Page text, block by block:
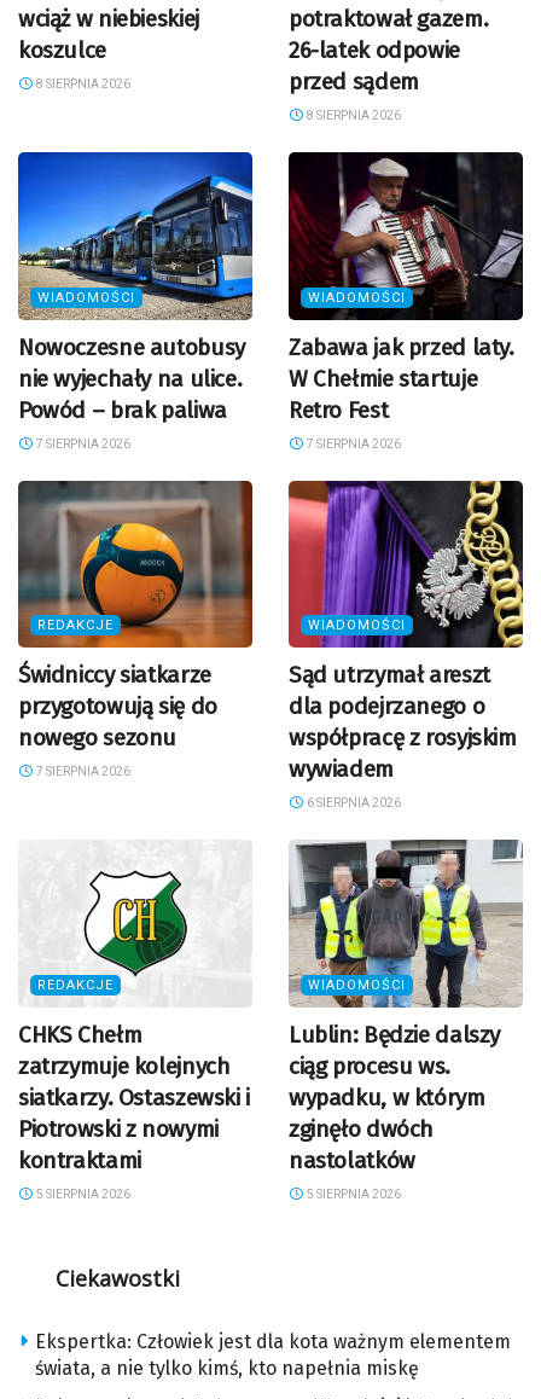
wciąż w niebieskiej
koszulce
8 SIERPNIA 2026
potraktował gazem.
26-latek odpowie
przed sądem
8 SIERPNIA 2026
WIADOMOŚCI
Nowoczesne autobusy
nie wyjechały na ulice.
Powód – brak paliwa
7 SIERPNIA 2026
WIADOMOŚCI
Zabawa jak przed laty.
W Chełmie startuje
Retro Fest
7 SIERPNIA 2026
REDAKCJE
Świdniccy siatkarze
przygotowują się do
nowego sezonu
7 SIERPNIA 2026
WIADOMOŚCI
Sąd utrzymał areszt
dla podejrzanego o
współpracę z rosyjskim
wywiadem
6 SIERPNIA 2026
REDAKCJE
CHKS Chełm
zatrzymuje kolejnych
siatkarzy. Ostaszewski i
Piotrowski z nowymi
kontraktami
5 SIERPNIA 2026
WIADOMOŚCI
Lublin: Będzie dalszy
ciąg procesu ws.
wypadku, w którym
zginęło dwóch
nastolatków
5 SIERPNIA 2026
Ciekawostki
Ekspertka: Człowiek jest dla kota ważnym elementem
świata, a nie tylko kimś, kto napełnia miskę